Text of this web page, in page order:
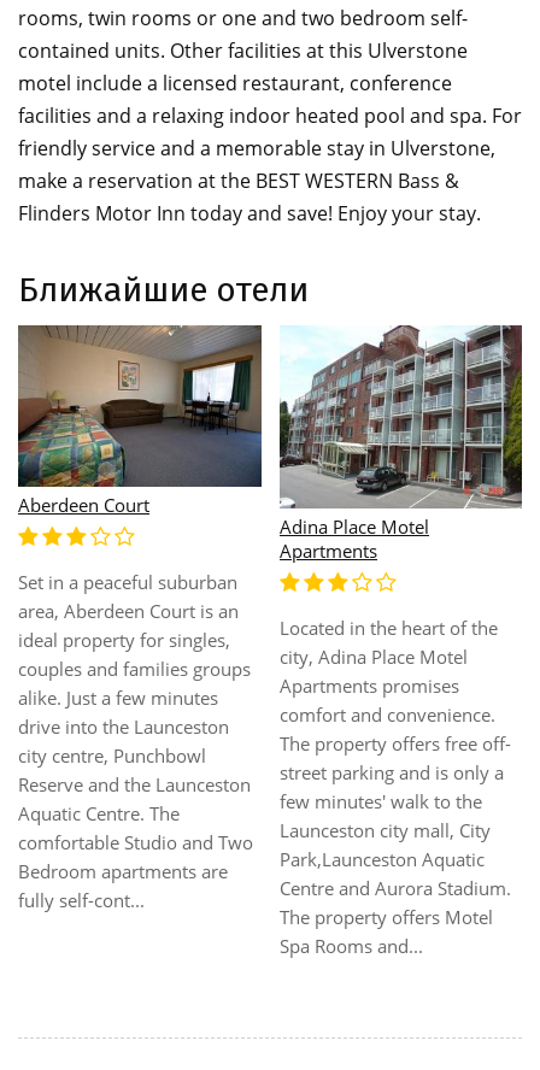
rooms, twin rooms or one and two bedroom self-
contained units. Other facilities at this Ulverstone
motel include a licensed restaurant, conference
facilities and a relaxing indoor heated pool and spa. For
friendly service and a memorable stay in Ulverstone,
make a reservation at the BEST WESTERN Bass &
Flinders Motor Inn today and save! Enjoy your stay.
Ближайшие отели
Alanvale Apartments
Alanvale Apartments at
Archers' Manor is set in the
tranquil and elegant style of
a an Olde English Tudor
village, superbly located just
5 minutes drive from the
Launceston city centre and
are ideally situated for
exploring the north-east of
Tasmania. Self-contained
Apartments offer full
Alanvale Apartments &
Motor Inn
Alanvale Apartments and
Motor Inn offers Unique
Village Style non smoking
accommodation. The
accommodation units were
built in stages over six
from 1992 to 1998 in an
English style on 2 hectares
parkland. We are located
the same site as the
Manor Convention Centre
next to ...